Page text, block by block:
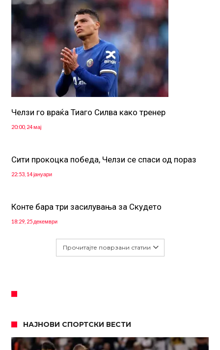
Челзи го враќа Тиаго Силва како тренер
20:00, 24 мај
Сити прокоцка победа, Челзи се спаси од пораз
22:53, 14 јануари
Конте бара три засилувања за Скудето
18:29, 25 декември
Прочитајте поврзани статии
НАЈНОВИ СПОРТСКИ ВЕСТИ